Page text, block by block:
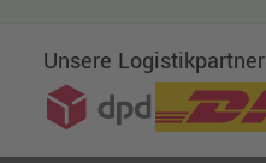
Unsere Logistikpartner